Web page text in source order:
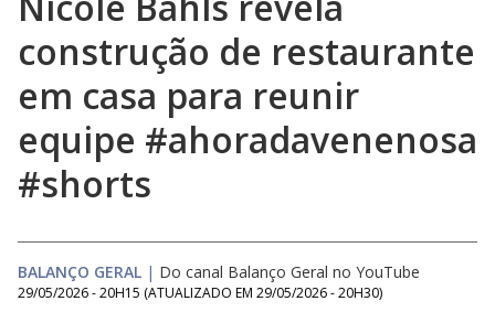
construção de restaurante
em casa para reunir
equipe #ahoradavenenosa
#shorts
BALANÇO GERAL | Do canal Balanço Geral no YouTube
29/05/2026 - 20H15 (ATUALIZADO EM 29/05/2026 - 20H30)